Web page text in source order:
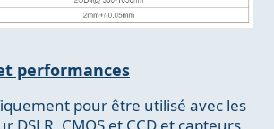
performances
pour être utilisé avec les